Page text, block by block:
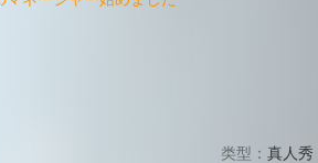
类型：真人秀